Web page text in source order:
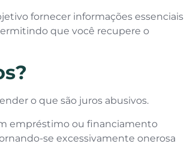
fornecer informações essenciais
que você recupere o
o que são juros abusivos.
empréstimo ou financiamento
se excessivamente onerosa